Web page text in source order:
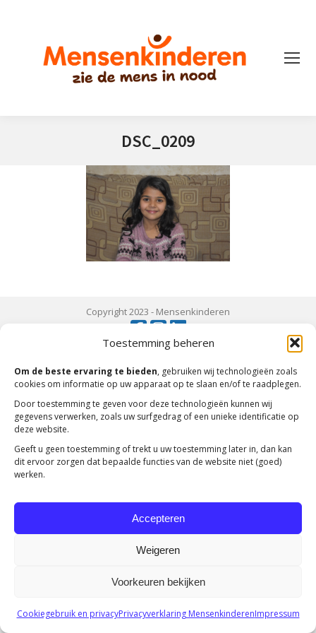
Toestemming beheren
Om de beste ervaring te bieden, gebruiken wij technologieën zoals
cookies om informatie op uw apparaat op te slaan en/of te raadplegen.
Door toestemming te geven voor deze technologieën kunnen wij
gegevens verwerken, zoals uw surfgedrag of een unieke identificatie op
deze website.
Geeft u geen toestemming of trekt u uw toestemming later in, dan kan
dit ervoor zorgen dat bepaalde functies van de website niet (goed)
werken.
Accepteren
Weigeren
Voorkeuren bekijken
Cookiegebruik en privacyPrivacyverklaring MensenkinderenImpressum
DSC_0209
Copyright 2023 - Mensenkinderen